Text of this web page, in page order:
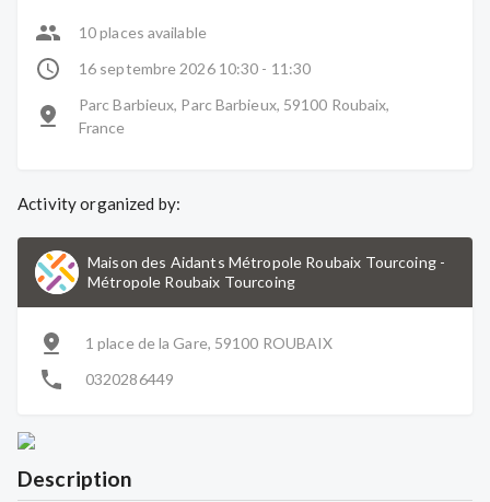
Description
10 places available
16 septembre 2026 10:30 - 11:30
Parc Barbieux, Parc Barbieux, 59100 Roubaix,
France
Activity organized by:
Maison des Aidants Métropole Roubaix Tourcoing-
Métropole Roubaix Tourcoing
1 place de la Gare, 59100 ROUBAIX
0320286449